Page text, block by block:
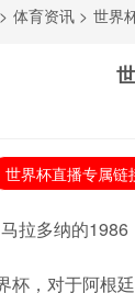
24直播网亚洲杯
> 体育资讯 > 世界
世界杯直播专属链
马拉多纳的1986
杯，对于阿根